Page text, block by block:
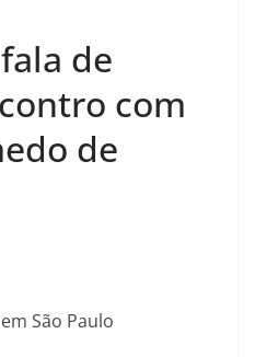
de
com
de
São Paulo